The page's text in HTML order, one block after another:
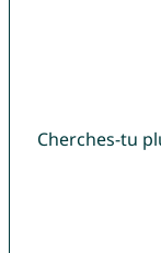
Cherches-tu